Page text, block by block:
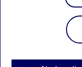
bolig i fremtiden?
spareformen for
skattefradrag. For